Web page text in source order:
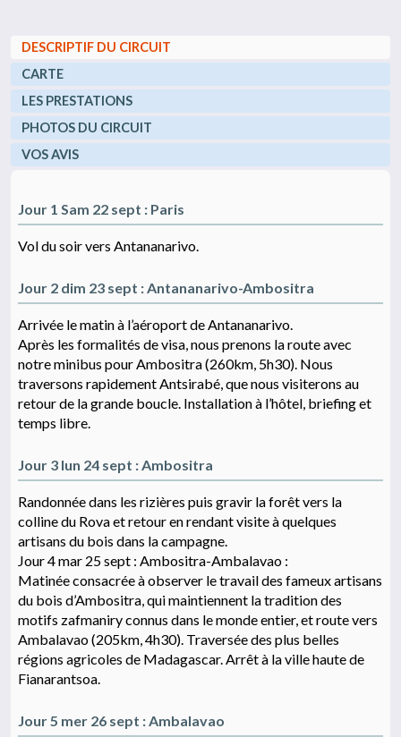
DESCRIPTIF DU CIRCUIT
CARTE
LES PRESTATIONS
PHOTOS DU CIRCUIT
VOS AVIS
Jour 1 Sam 22 sept : Paris
Vol du soir vers Antananarivo.
Jour 2 dim 23 sept : Antananarivo-Ambositra
Arrivée le matin à l’aéroport de Antananarivo.
Après les formalités de visa, nous prenons la route avec
notre minibus pour Ambositra (260km, 5h30). Nous
traversons rapidement Antsirabé, que nous visiterons au
retour de la grande boucle. Installation à l’hôtel, briefing et
temps libre.
Jour 3 lun 24 sept : Ambositra
Randonnée dans les rizières puis gravir la forêt vers la
colline du Rova et retour en rendant visite à quelques
artisans du bois dans la campagne.
Jour 4 mar 25 sept : Ambositra-Ambalavao :
Matinée consacrée à observer le travail des fameux artisans
du bois d’Ambositra, qui maintiennent la tradition des
motifs zafmaniry connus dans le monde entier, et route vers
Ambalavao (205km, 4h30). Traversée des plus belles
régions agricoles de Madagascar. Arrêt à la ville haute de
Fianarantsoa.
Jour 5 mer 26 sept : Ambalavao